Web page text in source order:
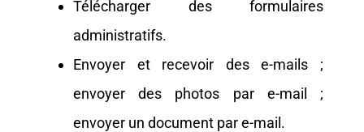
Télécharger des formulaires
administratifs.
Envoyer et recevoir des e-mails ;
envoyer des photos par e-mail ;
envoyer un document par e-mail.